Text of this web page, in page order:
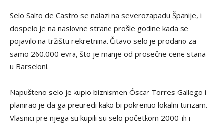
Selo Salto de Castro se nalazi na severozapadu Španije, i
dospelo je na naslovne strane prošle godine kada se
pojavilo na tržištu nekretnina. Čitavo selo je prodano za
samo 260.000 evra, što je manje od prosečne cene stana
u Barseloni.
Napušteno selo je kupio biznismen Óscar Torres Gallego i
planirao je da ga preuredi kako bi pokrenuo lokalni turizam.
Vlasnici pre njega su kupili su selo početkom 2000-ih i